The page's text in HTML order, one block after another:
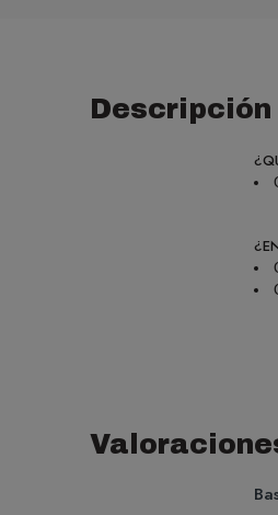
Descripción